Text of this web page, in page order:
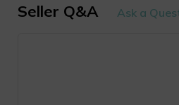
Seller Q&A Ask a